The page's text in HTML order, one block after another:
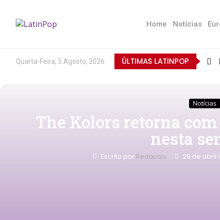
Home Notícias
Quarta-Feira, 5 Agosto, 2026 ÚLTIMAS LATINPOP
Notícias
The Kolors retorna
nesta
Escrito por Redacao 28 de abril